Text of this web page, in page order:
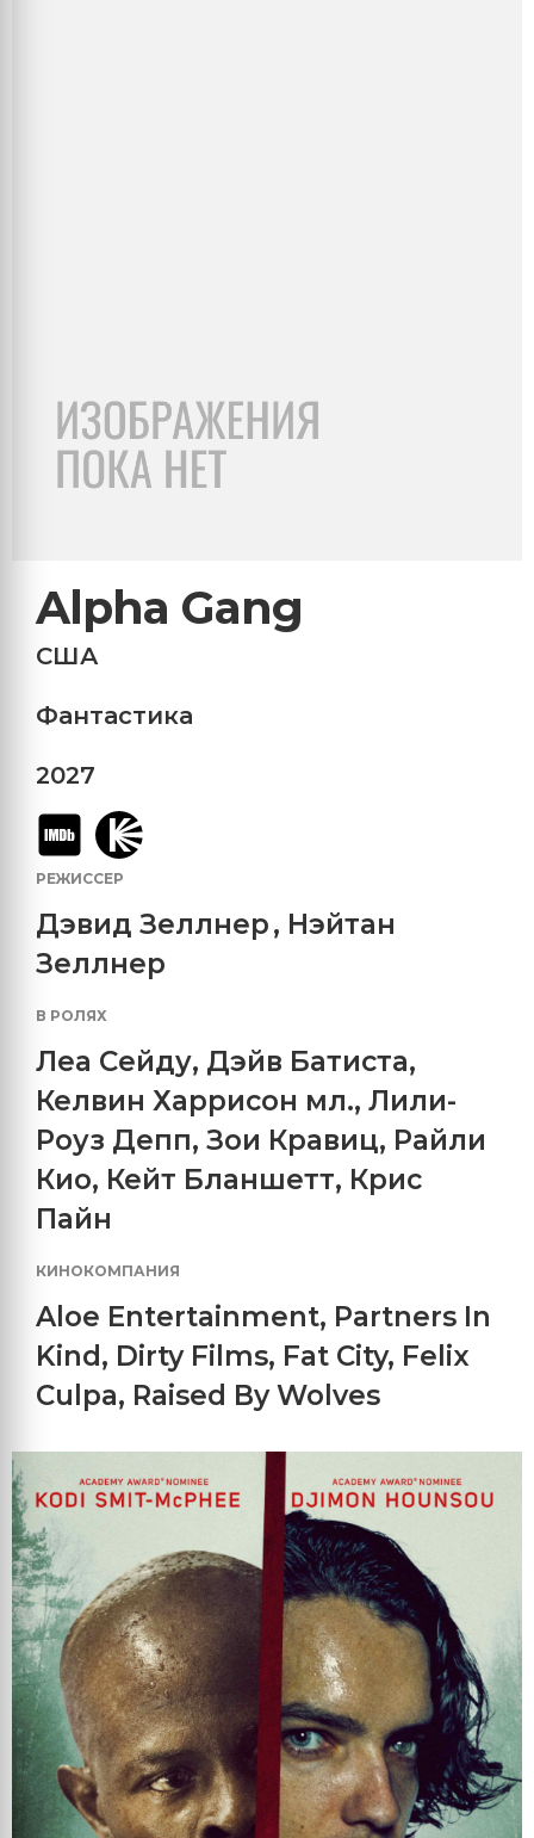
Alpha Gang
США
Фантастика
2027
РЕЖИССЕР
Дэвид Зеллнер, Нэйтан
Зеллнер
В РОЛЯХ
Леа Сейду, Дэйв Батиста,
Келвин Харрисон мл., Лили-
Роуз Депп, Зои Кравиц, Райли
Кио, Кейт Бланшетт, Крис
Пайн
КИНОКОМПАНИЯ
Aloe Entertainment, Partners In
Kind , Dirty Films, Fat City, Felix
Culpa, Raised By Wolves